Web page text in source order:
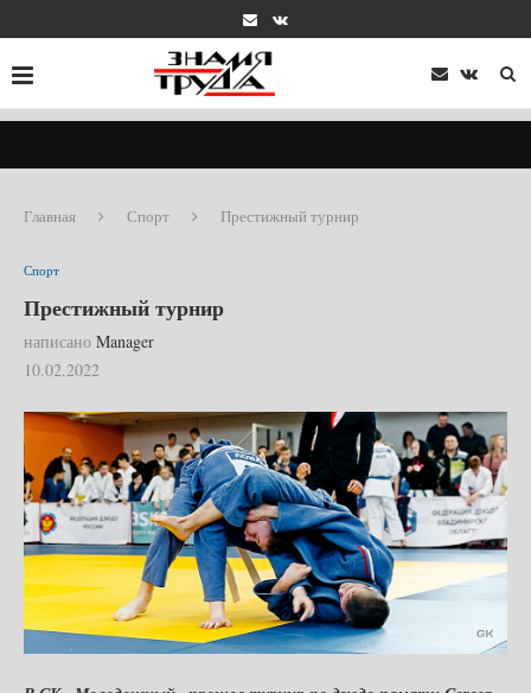
Главная Спорт Престижный турнир
Спорт
Престижный турнир
написано Manager
10.02.2022